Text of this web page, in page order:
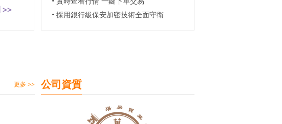
>>
• 採用銀行級保安加密技術全面守衛
更多 >> 公司資質